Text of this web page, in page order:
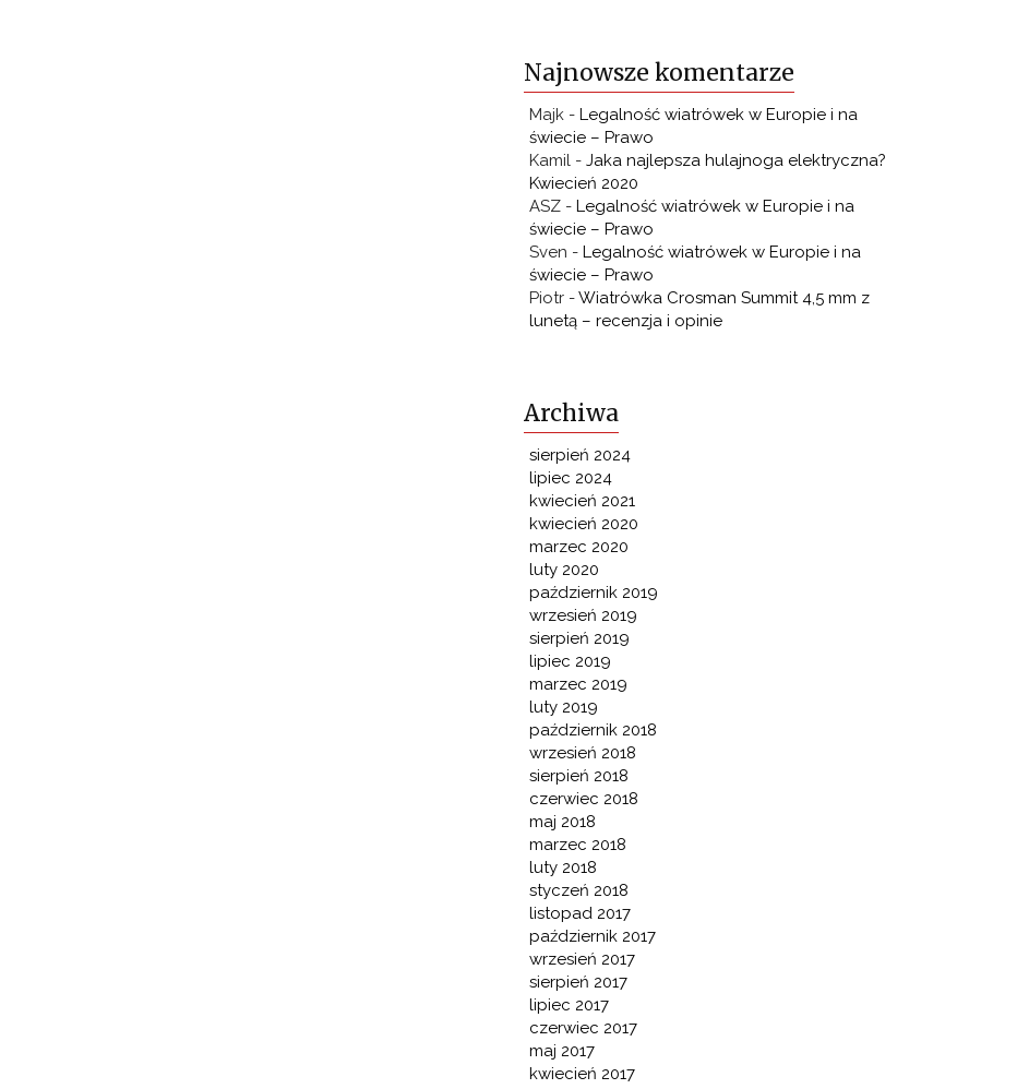
Najnowsze komentarze
Majk - Legalność wiatrówek w Europie i na
świecie – Prawo
Kamil - Jaka najlepsza hulajnoga elektryczna?
Kwiecień 2020
ASZ - Legalność wiatrówek w Europie i na
świecie – Prawo
Sven - Legalność wiatrówek w Europie i na
świecie – Prawo
Piotr -Wiatrówka Crosman Summit 4,5 mm z
lunetą – recenzja i opinie
Archiwa
sierpień 2024
lipiec 2024
kwiecień 2021
kwiecień 2020
marzec 2020
luty 2020
październik 2019
wrzesień 2019
sierpień 2019
lipiec 2019
marzec 2019
luty 2019
październik 2018
wrzesień 2018
sierpień 2018
czerwiec 2018
maj 2018
marzec 2018
luty 2018
styczeń 2018
listopad 2017
październik 2017
wrzesień 2017
sierpień 2017
lipiec 2017
czerwiec 2017
maj 2017
kwiecień 2017